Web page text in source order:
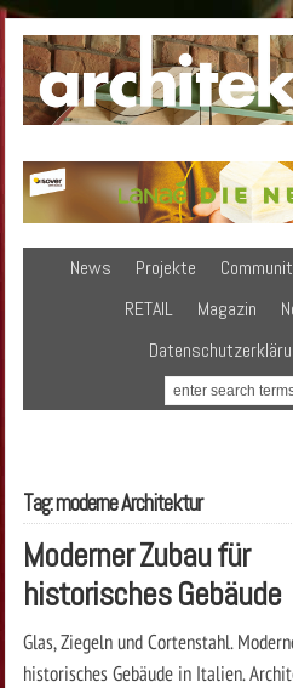
News Projekte
RETAIL
Magazin
Tag: moderne Architektur
Moderner Zubau für
historisches Gebäude
Glas, Ziegeln und Cortenstahl.
historisches Gebäude in Italien.